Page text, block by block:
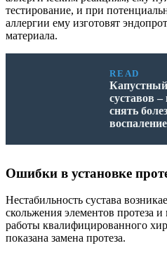
тестирование, и при
аллергии ему изготовят
материала.
READ
суставов
снять
воспаление
Ошибки в установке
Нестабильность сустава
скольжения элементов протеза
работы квалифицированного
показана замена протеза.